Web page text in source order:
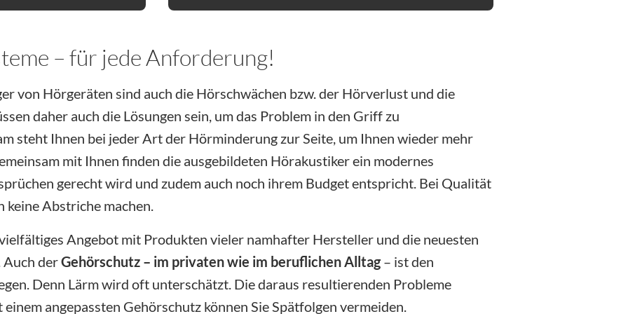
– für jede Anforderung!
von Hörgeräten sind auch die Hörschwächen bzw. der Hörverlust und die
daher auch die Lösungen sein, um das Problem in den Griff zu
steht Ihnen bei jeder Art der Hörminderung zur Seite, um Ihnen wieder mehr
mit Ihnen finden die ausgebildeten Hörakustiker ein modernes
gerecht wird und zudem auch noch ihrem Budget entspricht. Bei Qualität
keine Abstriche machen.
Angebot mit Produkten vieler namhafter Hersteller und die neuesten
Auch derGehörschutz – im privaten wie im beruflichen Alltag– ist den
Denn Lärm wird oft unterschätzt. Die daraus resultierenden Probleme
angepassten Gehörschutz können Sie Spätfolgen vermeiden.